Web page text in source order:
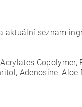
aktuální seznam
Copolymer,
Adenosine, Aloe